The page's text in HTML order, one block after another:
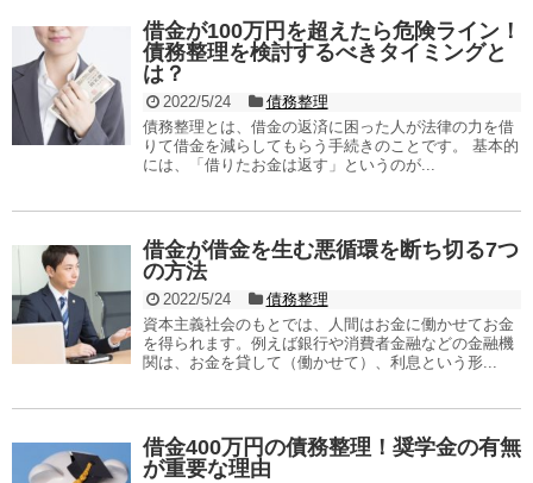
借金が100万円を超えたら危険ライン！
債務整理を検討するべきタイミングと
は？
2022/5/24
債務整理
債務整理とは、借金の返済に困った人が法律の力を借
りて借金を減らしてもらう手続きのことです。 基本的
には、「借りたお金は返す」というのが...
借金が借金を生む悪循環を断ち切る7つ
の方法
2022/5/24
債務整理
資本主義社会のもとでは、人間はお金に働かせてお金
を得られます。例えば銀行や消費者金融などの金融機
関は、お金を貸して（働かせて）、利息という形...
借金400万円の債務整理！奨学金の有無
が重要な理由